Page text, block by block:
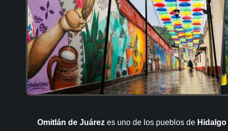
Omitlán de Juárez es uno de los pueblos de Hidalgo